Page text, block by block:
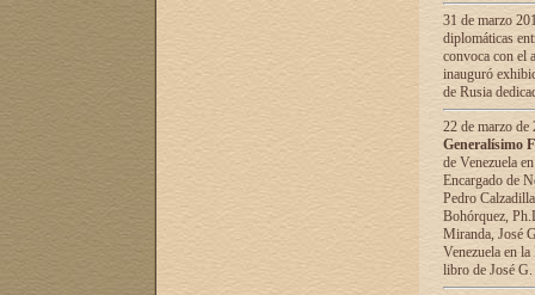
31 de marzo
diplomáticas
convoca con el
inauguró
de Rusia
22 de marzo
Generalísimo
de Venezuela
Encargado de
Pedro
Bohórquez,
Miranda, José
Venezuela en
libro de José